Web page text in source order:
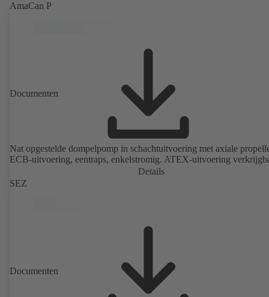
AmaCan P
Documenten
Nat opgestelde dompelpomp in schachtuitvoering met axiale
ECB-uitvoering, eentraps, enkelstromig. ATEX-uitvoering
Details
SEZ
Documenten